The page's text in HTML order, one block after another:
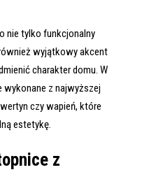
nie tylko funkcjonalny
wyjątkowy akcent
charakter domu. W
z najwyższej
czy wapień, które
estetykę.
z